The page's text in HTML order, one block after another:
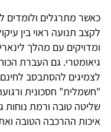
לקצב תנועה ראוי בין
ומדויקים עם מהלך
גיאומטרי. גם העברת
לצמיגים להסתבסב
"חשמלית" חסכונית
שליטה טובה ורמת נוחות
איכות ההרכבה הטובה